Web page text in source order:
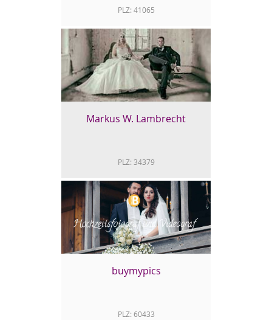
PLZ: 41065
Andrej Pavlov
Erstklassige Hochzeitsfotografie und Filme
von Andrej Pavlov Studio.
http://www.andrejpavlov.de/
Markus W. Lambrecht
PLZ: 34379
Markus W. Lambrecht
Sag tschüss zu langweiligen und spießigen
Hochzeitsbildern! Moderne, emotionale
Hochzeitsreportagen fangen die Stimmung
perfekt ein. Als tolle Erinnerung gibt's
natürlich individuell gestaltete Fotobücher
http://www.skylightphotos.de/
buymypics
PLZ: 60433